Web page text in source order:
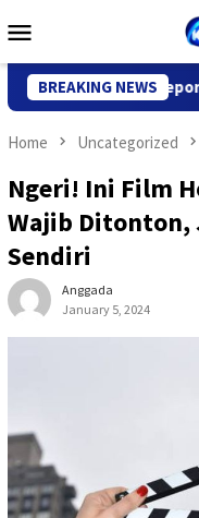
to
Menu
BREAKING NEWS
Kediri Deportasi
Home Uncategorized
Ngeri! Ini Film
Wajib Ditonton,
Sendiri
Anggada
January 5, 2024